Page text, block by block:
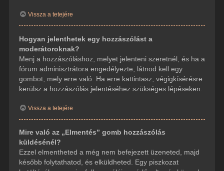
Vissza a tetejére
Hogyan jelenthetek egy hozzászólást a
moderátoroknak?
Menj a hozzászóláshoz, melyet jelenteni szeretnél, és ha a
fórum adminisztrátora engedélyezte, látnod kell egy
gombot, mely erre való. Ha erre kattintasz, végigkísérésre
kerülsz a hozzászólás jelentéséhez szükséges lépéseken.
Vissza a tetejére
Mire való az „Elmentés” gomb hozzászólás
küldésénél?
Ezzel elmentheted a még nem befejezett üzeneted, majd
később folytathatod, és elküldheted. Egy piszkozat